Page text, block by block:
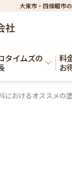
大東市・四條畷市
社
タイムズの 料
お
におけるオススメの